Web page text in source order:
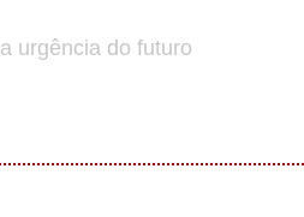
urgência do futuro